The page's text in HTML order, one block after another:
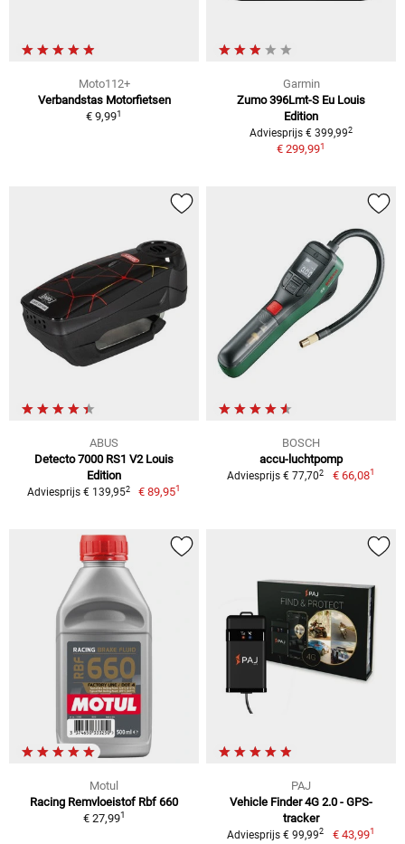
Moto112+
Verbandstas Motorfietsen
€ 9,991
Garmin
Zumo 396Lmt-S Eu Louis
Edition
Adviesprijs € 399,992
€ 299,991
ABUS
Detecto 7000 RS1 V2 Louis
Edition
Adviesprijs € 139,952 € 89,951
BOSCH
accu-luchtpomp
Adviesprijs € 77,702 € 66,081
Motul
Racing Remvloeistof Rbf 660
€ 27,991
PAJ
Vehicle Finder 4G 2.0 - GPS-
tracker
Adviesprijs € 99,992 € 43,991